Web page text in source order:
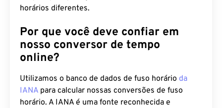
horários diferentes.
Por que você deve confiar em
nosso conversor de tempo
online?
Utilizamos o banco de dados de fuso horário da
IANA para calcular nossas conversões de fuso
horário. A IANA é uma fonte reconhecida e